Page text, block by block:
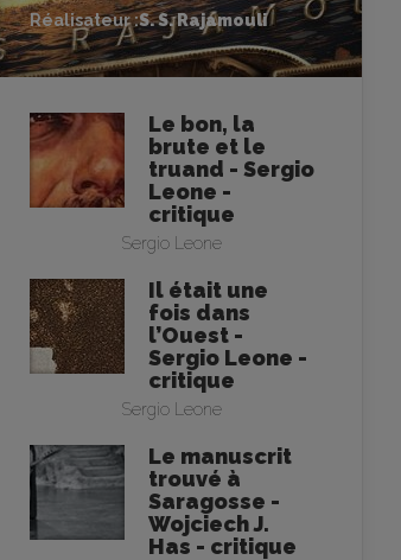
Réalisateur :S. S. Rajamouli
Le bon, la
brute et le
truand - Sergio
Leone -
critique
Sergio Leone
Il était une
fois dans
l’Ouest -
Sergio Leone -
critique
Sergio Leone
Le manuscrit
trouvé à
Saragosse -
Wojciech J.
Has - critique